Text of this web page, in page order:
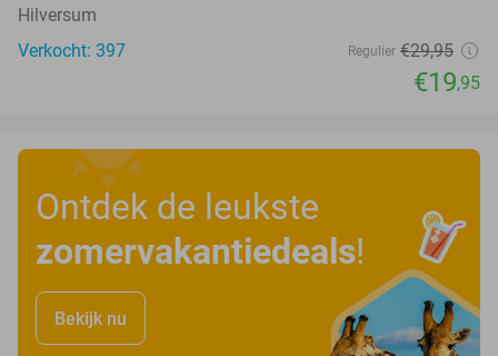
Hilversum
Verkocht: 397
Regulier €29,95
€19,95
Ontdek de leukste
zomervakantiedeals!
Bekijk nu